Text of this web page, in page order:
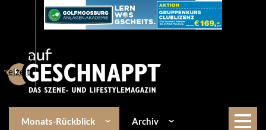
Lifestyle
Freizeit
Monats-Rückblick Archiv